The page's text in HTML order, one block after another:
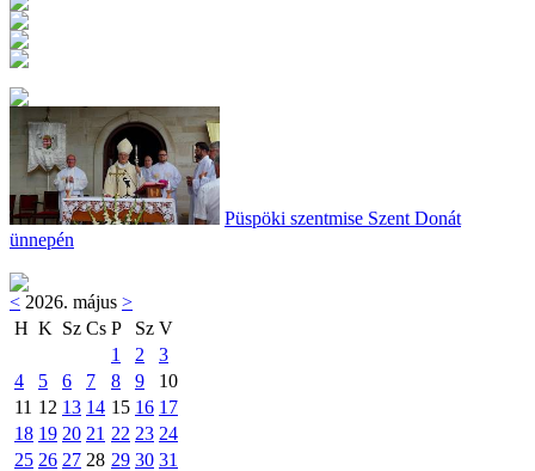
Püspöki szentmise Szent Donát
ünnepén
< 2026. május >
H K Sz Cs P Sz V
1
2
3
4
5 6 7 8 9
10
11 12 13 14 15 16 17
18 19 20 21 22 23 24
25 26 27 28 29 30 31